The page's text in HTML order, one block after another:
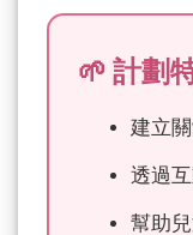
🌱 計劃
建立
透過
幫助